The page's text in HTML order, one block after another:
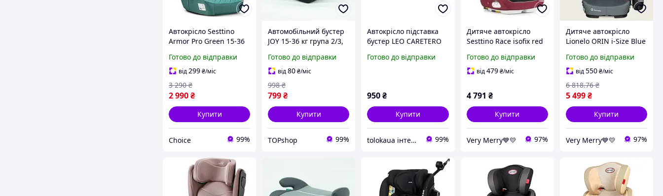
Автокрісло Sesttino
Armor Pro Green 15-36
Готово до відправки
від299₴/міс
2 990₴
3 290 ₴
Купити
Choice 99%
Автомобільний бустер
JOY 15-36 кг група 2/3,
бустер в машину,
сидіння для дітей
Готово до відправки
від80₴/міс
799₴
998 ₴
Купити
TOPshop 99%
Автокрісло підставка
бустер LEO CARETERO
Готово до відправки
950₴
Купити
tolokaua інтернет-магазин товарів для дому 99%
Дитяче автокрісло
Sesttino Race isofix red
Готово до відправки
від479 ₴/міс
4 791 ₴
Купити
Very Merry💙💛 97%
Дитяче автокрісло
Lionelo ORIN i-Size Blue
100 150 см (15 36 кг)
Готово до відправки
від550₴/міс
5 499₴
6 818.76 ₴
Купити
Very Merry💙💛 97%